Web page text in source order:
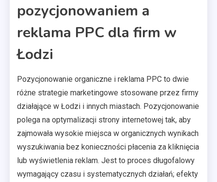
pozycjonowaniem a
reklama PPC dla firm w
Łodzi
Pozycjonowanie organiczne i reklama PPC to dwie
różne strategie marketingowe stosowane przez firmy
działające w Łodzi i innych miastach. Pozycjonowanie
polega na optymalizacji strony internetowej tak, aby
zajmowała wysokie miejsca w organicznych wynikach
wyszukiwania bez konieczności płacenia za kliknięcia
lub wyświetlenia reklam. Jest to proces długofalowy
wymagający czasu i systematycznych działań; efekty